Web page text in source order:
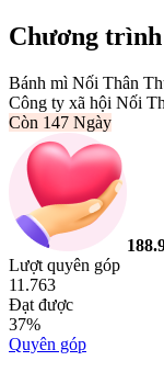
Chương
Bánh mì Nối Thân
Công ty xã hội Nối
Còn 147 Ngày
Lượt quyên góp
11.763
Đạt được
37%
Quyên góp